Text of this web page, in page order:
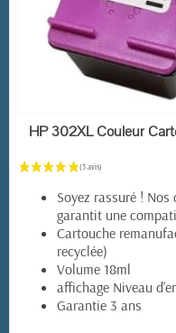
(7 avis)
HP 302XL Couleur
Soyez rassuré !
garantit une
Cartouche
recyclée)
Volume 18ml
affichage Niveau
Garantie 3 ans